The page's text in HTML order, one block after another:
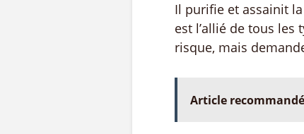
Il purifie et assainit
est l’allié de tous les
risque, mais
Article